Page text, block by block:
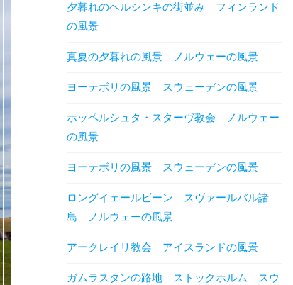
夕暮れのヘルシンキの街並み フィンランド
の風景
真夏の夕暮れの風景 ノルウェーの風景
ヨーテボリの風景 スウェーデンの風景
ホッペルシュタ・スターヴ教会 ノルウェー
の風景
ヨーテボリの風景 スウェーデンの風景
ロングイェールビーン スヴァールバル諸
島 ノルウェーの風景
アークレイリ教会 アイスランドの風景
ガムラスタンの路地 ストックホルム スウ